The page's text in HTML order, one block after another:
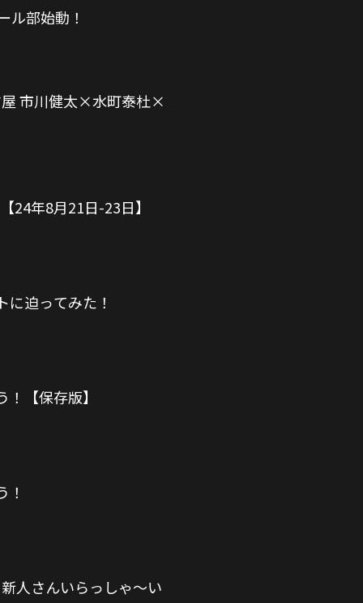
ル部始動！
屋 市川健太×水町泰杜×
24年8月21日-23日】
迫ってみた！
【保存版】
人さんいらっしゃ〜い